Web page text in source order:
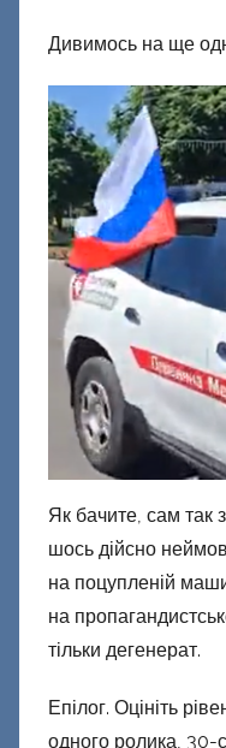
Дивимось на ще
Як бачите, сам так
шось дійсно
на поцупленій
на
тільки дегенерат.
Епілог. Оцініть
одного ролика, 30-